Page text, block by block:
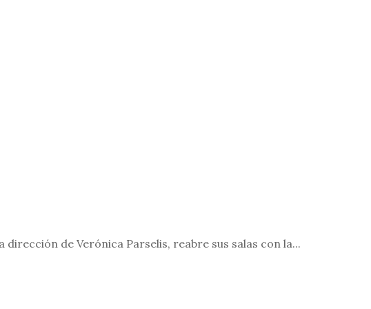
dirección de Verónica Parselis, reabre sus salas con la...